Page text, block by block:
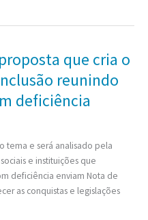
que cria o
reunindo
deficiência
tema e será analisado pela
e instituições que
deficiência enviam Nota de
as conquistas e legislações